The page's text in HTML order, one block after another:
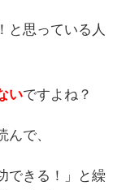
と思っている人
いですよね？
で、
できる！」と繰